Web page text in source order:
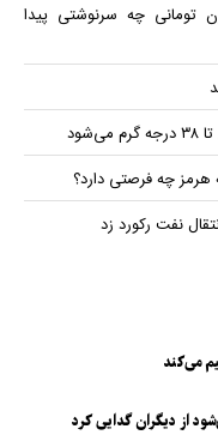
تومانی چه سرنوشتی پیدا
نفت رکورد زد
می‌کند
از دیگران گدایی کرد